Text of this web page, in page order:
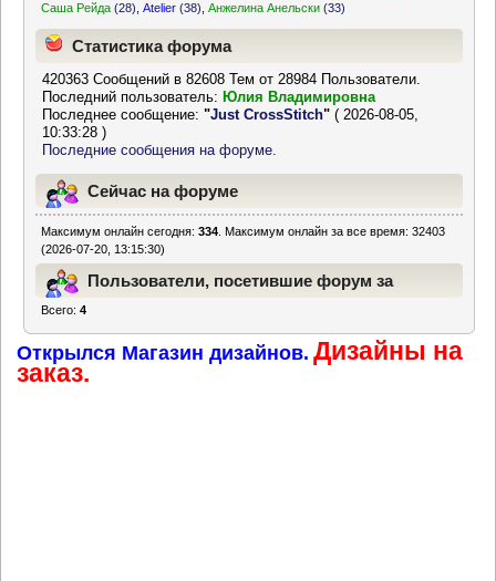
Саша Рейда (28) ,Atelier (38) ,Анжелина Анельски (33)
Статистика форума
420363 Сообщений в 82608 Тем от 28984 Пользователи.
Последний пользователь: Юлия Владимировна
Последнее сообщение:"Just CrossStitch" ( 2026-08-05,
10:33:28 )
Последние сообщения на форуме.
Сейчас на форуме
Максимум онлайн сегодня:334 . Максимум онлайн за все время: 32403
(2026-07-20, 13:15:30)
Пользователи, посетившие форум за
Всего:4
Открылся Магазин дизайнов. Дизайны на
заказ.